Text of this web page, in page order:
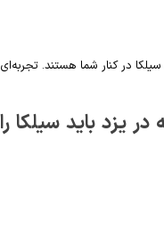
در کنار شما هستند. تجربه‌ای
یزد باید سیلکا را